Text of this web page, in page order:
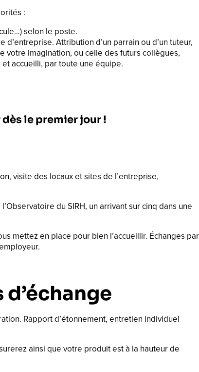
:
selon le poste.
Attribution d’un parrain ou d’un tuteur,
votre imagination, ou celle des futurs collègues,
accueilli, par toute une équipe.
le premier jour !
visite des locaux et sites de l’entreprise,
du SIRH, un arrivant sur cinq dans une
mettez en place pour bien l’accueillir. Échanges par
Rapport d’étonnement, entretien individuel
ainsi que votre produit est à la hauteur de